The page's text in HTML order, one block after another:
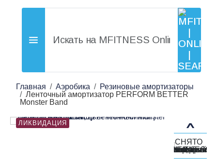
Главная Аэробика
Резиновые амортизаторы
Ленточный амортизатор PERFORM BETTER
Monster Band
ЛИКВИДАЦИЯ